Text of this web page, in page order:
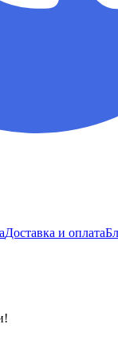
Доставка и оплата